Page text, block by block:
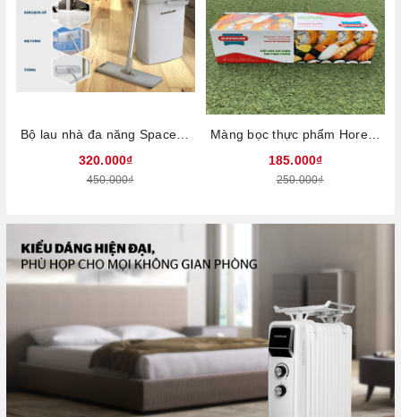
320.000₫
450.000₫
Màng bọc thực phẩm Horeca Sunhouse KS-WR45250H - Chất liệu nhựa mềm dai an toàn sức khỏe, Không gây hại da tay, Thân thiện với môi trường
185.000₫
250.000₫